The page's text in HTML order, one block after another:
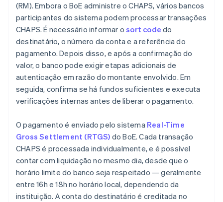
(RM). Embora o BoE administre o CHAPS, vários bancos
participantes do sistema podem processar transações
CHAPS. É necessário informar osort code do
destinatário, o número da conta e a referência do
pagamento. Depois disso, e após a confirmação do
valor, o banco pode exigir etapas adicionais de
autenticação em razão do montante envolvido. Em
seguida, confirma se há fundos suficientes e executa
verificações internas antes de liberar o pagamento.
O pagamento é enviado pelo sistema Real-Time
Gross Settlement (RTGS) do BoE. Cada transação
CHAPS é processada individualmente, e é possível
contar com liquidação no mesmo dia, desde que o
horário limite do banco seja respeitado — geralmente
entre 16h e 18h no horário local, dependendo da
instituição. A conta do destinatário é creditada no